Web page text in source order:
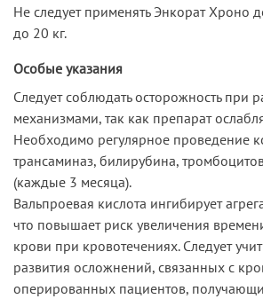
Не следует применять Энкорат Хроно
до 20 кг.
Особые указания
Следует соблюдать осторожность при
механизмами, так как препарат
Необходимо регулярное проведение
трансаминаз, билирубина,
(каждые 3 месяца).
Вальпроевая кислота ингибирует
что повышает риск увеличения
крови при кровотечениях. Следует
развития осложнений, связанных с
оперированных пациентов,